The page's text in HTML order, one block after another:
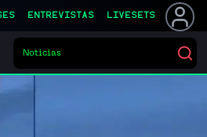
ENTREVISTAS LIVESETS
Notic▌
Buscar eventos